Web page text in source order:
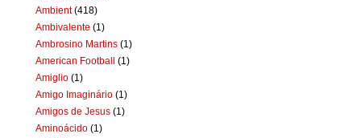
Ambient (418)
Ambivalente (1)
Ambrosino Martins (1)
American Football (1)
Amiglio (1)
Amigo Imaginário (1)
Amigos de Jesus (1)
Aminoácido (1)